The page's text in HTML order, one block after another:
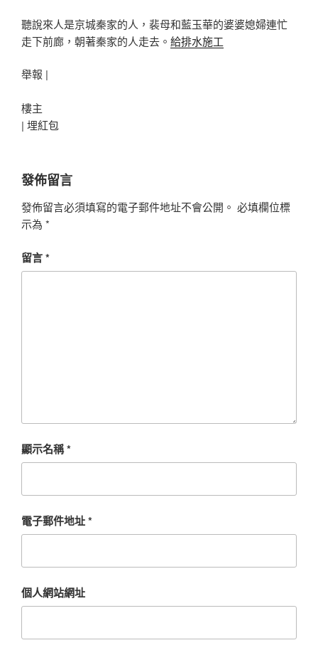
聽說來人是京城秦家的人，裴母和藍玉華的婆婆媳婦連忙
走下前廊，朝著秦家的人走去。 給排水施工
舉報 |
樓主
| 埋紅包
發佈留言
發佈留言必須填寫的電子郵件地址不會公開。 必填欄位標
示為 *
留言*
顯示名稱*
電子郵件地址*
個人網站網址